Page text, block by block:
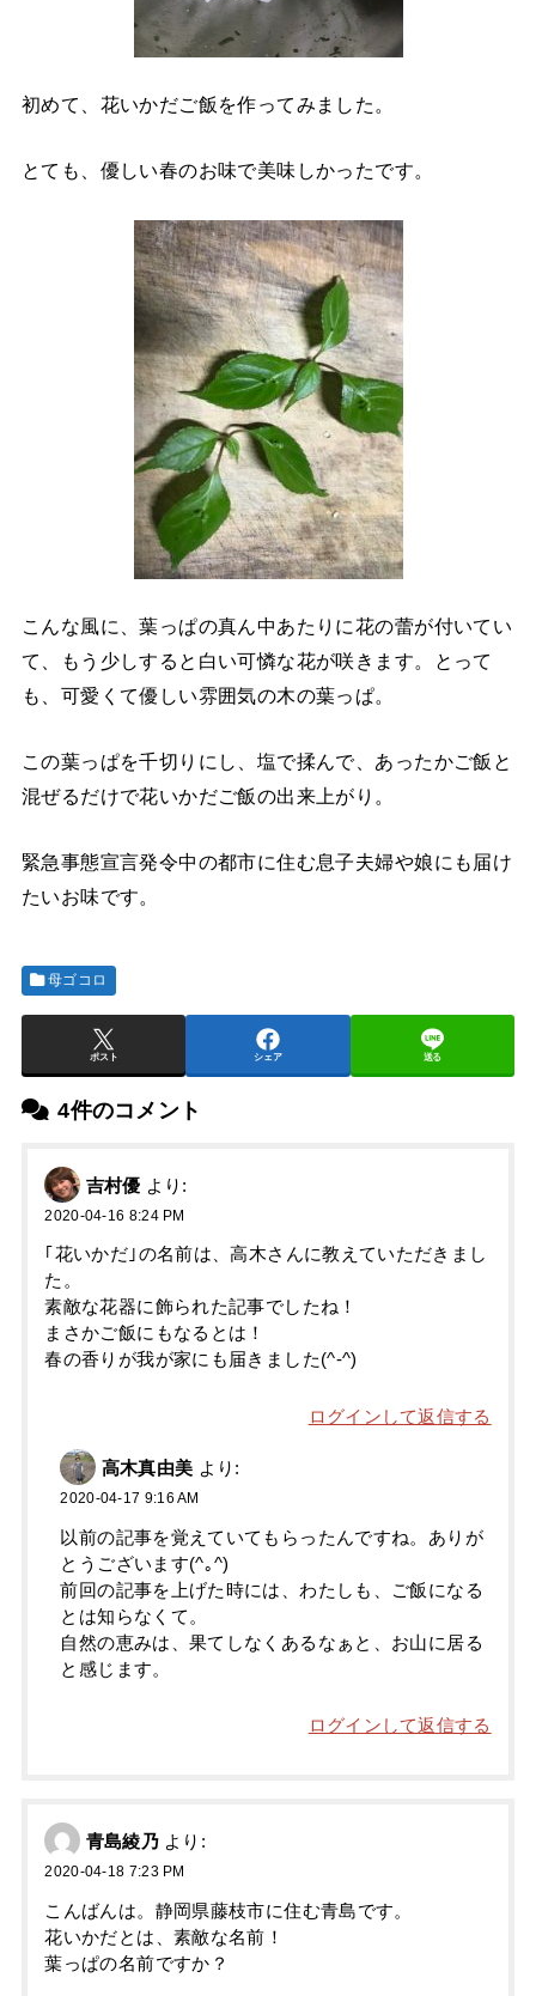
初めて、花いかだご飯を作ってみました。
とても、優しい春のお味で美味しかったです。
こんな風に、葉っぱの真ん中あたりに花の蕾が付いてい
て、もう少しすると白い可憐な花が咲きます。とって
も、可愛くて優しい雰囲気の木の葉っぱ。
この葉っぱを千切りにし、塩で揉んで、あったかご飯と
混ぜるだけで花いかだご飯の出来上がり。
緊急事態宣言発令中の都市に住む息子夫婦や娘にも届け
たいお味です。
母ゴコロ
ポスト シェア 送る
4件のコメント
吉村優 より:
2020-04-16 8:24 PM
｢花いかだ｣の名前は、高木さんに教えていただきまし
た。
素敵な花器に飾られた記事でしたね！
まさかご飯にもなるとは！
春の香りが我が家にも届きました(^-^)
ログインして返信する
高木真由美 より:
2020-04-17 9:16 AM
以前の記事を覚えていてもらったんですね。ありが
とうございます(^｡^)
前回の記事を上げた時には、わたしも、ご飯になる
とは知らなくて。
自然の恵みは、果てしなくあるなぁと、お山に居る
と感じます。
ログインして返信する
青島綾乃 より:
2020-04-18 7:23 PM
こんばんは。静岡県藤枝市に住む青島です。
花いかだとは、素敵な名前！
葉っぱの名前ですか？